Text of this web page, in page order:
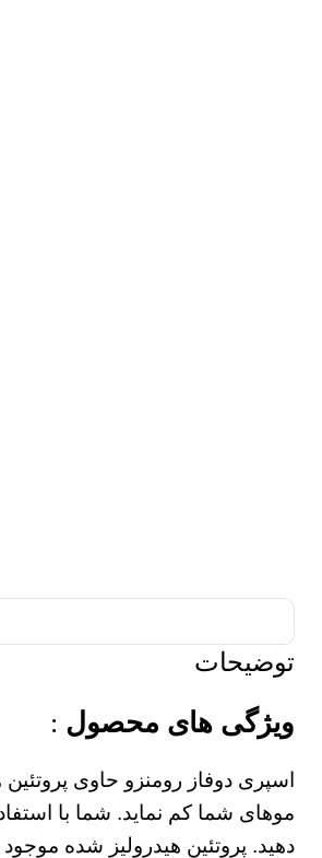
توضیحات
ویژگی های محصول :
اسپری دوفاز رومنزو حاوی
موهای شما کم نماید. شما با
دهید. پروتئین هیدرولیز شده